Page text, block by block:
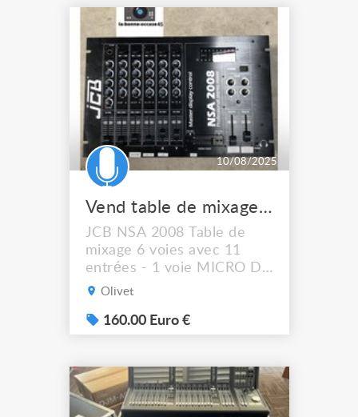
10/08/2025
Vend table de mixage NSA 2008 JCB
JCB NSA 2008 Table de
mixage 6 voies avec 11
entrées - 1 voie MICRO DJ
avec TALKOVER réglable •
commutables MIC/LINE
Correction
dB + 12 dB et réglage du
gain • - 2 voies
commutables PHONO/CD
Olivet
160.00 Euro €